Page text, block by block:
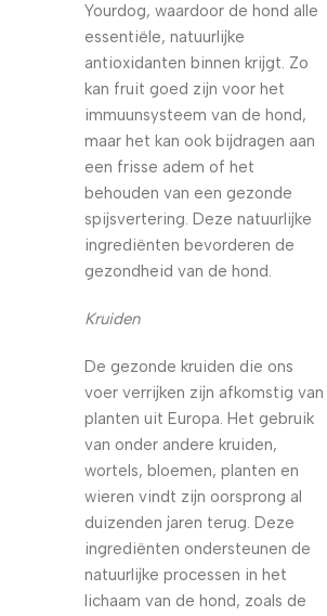
Yourdog, waardoor de hond alle
essentiële, natuurlijke
antioxidanten binnen krijgt. Zo
kan fruit goed zijn voor het
immuunsysteem van de hond,
maar het kan ook bijdragen aan
een frisse adem of het
behouden van een gezonde
spijsvertering. Deze natuurlijke
ingrediënten bevorderen de
gezondheid van de hond.
Kruiden
De gezonde kruiden die ons
voer verrijken zijn afkomstig van
planten uit Europa. Het gebruik
van onder andere kruiden,
wortels, bloemen, planten en
wieren vindt zijn oorsprong al
duizenden jaren terug. Deze
ingrediënten ondersteunen de
natuurlijke processen in het
lichaam van de hond, zoals de